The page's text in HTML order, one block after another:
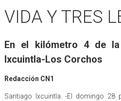
VIDA Y TRES
En el kilómetro 4 de la
Ixcuintla-Los Corchos
Redacción CN1
Santiago Ixcuintla. -El domingo 28